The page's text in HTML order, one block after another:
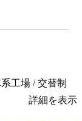
工場 / 交替制
詳細を表示